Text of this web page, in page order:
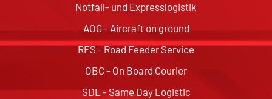
Notfall- und Expresslogistik
AOG - Aircraft on ground
RFS - Road Feeder Service
OBC - On Board Courier
SDL - Same Day Logistic